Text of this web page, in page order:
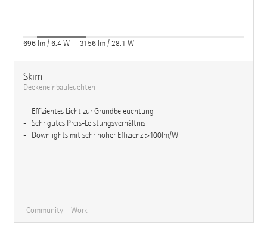
696 lm / 6.4 W - 3156 lm / 28.1 W
Skim
Deckeneinbauleuchten
Effizientes Licht zur Grundbeleuchtung
Sehr gutes Preis-Leistungsverhältnis
Downlights mit sehr hoher Effizienz >100lm/W
Community Work